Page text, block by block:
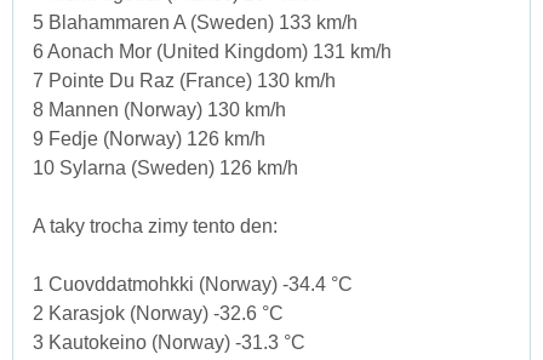
5 Blahammaren A (Sweden) 133 km/h
6 Aonach Mor (United Kingdom) 131 km/h
7 Pointe Du Raz (France) 130 km/h
8 Mannen (Norway) 130 km/h
9 Fedje (Norway) 126 km/h
10 Sylarna (Sweden) 126 km/h
A taky trocha zimy tento den:
1 Cuovddatmohkki (Norway) -34.4 °C
2 Karasjok (Norway) -32.6 °C
3 Kautokeino (Norway) -31.3 °C